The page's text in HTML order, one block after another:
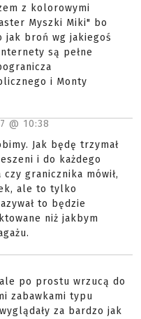
z kolorowymi
Myszki Miki" bo
jak broń wg jakiegoś
są pełne
i Monty
@ 10:38
Jak będę trzymał
i do każdego
granicznika mówił,
ale to tylko
to będzie
niż jakbym
po prostu wrzucą do
zabawkami typu
za bardzo jak